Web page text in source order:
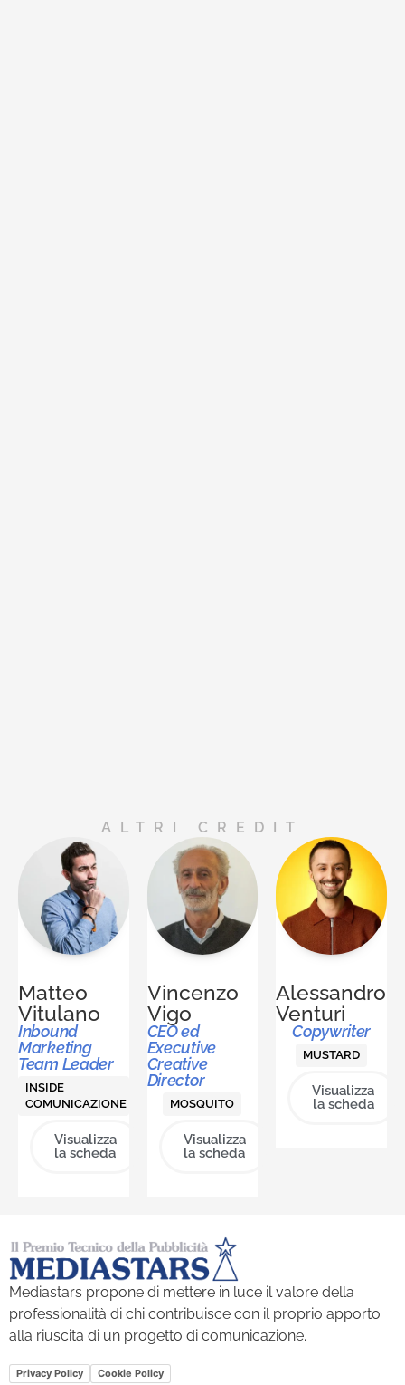
ALTRI CREDIT
Matteo
Vitulano
Inbound
Marketing
Team Leader
INSIDE
COMUNICAZIONE
Visualizza
la scheda
Vincenzo
Vigo
CEO ed
Executive
Creative
Director
MOSQUITO
Visualizza
la scheda
Alessandro
Venturi
Copywriter
MUSTARD
Visualizza
la scheda
Mediastars propone di mettere in luce il valore della
professionalità di chi contribuisce con il proprio apporto
alla riuscita di un progetto di comunicazione.
Privacy Policy Cookie Policy